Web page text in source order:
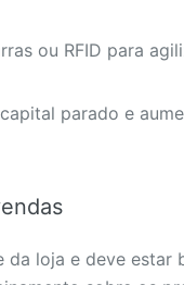
ou RFID para
parado e
loja e deve estar